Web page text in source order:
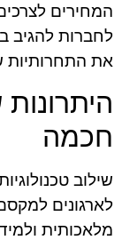
המחירים
לחברות להגיב
את התחרותיות
חכמה
שילוב
לארגונים
מלאכותית